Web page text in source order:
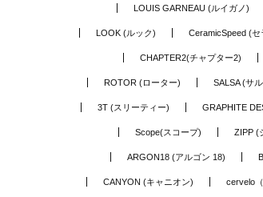
LOUIS GARNEAU (ルイガノ)
LOOK (ルック) CeramicSpeed (
CHAPTER2(チャプター2)
ROTOR (ローター) SALSA (サ
3T (スリーティー) GRAPHITE
Scope(スコープ) ZIPP (
ARGON18 (アルゴン 18)
CANYON (キャニオン) cervelo